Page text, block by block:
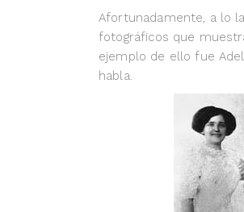
Afortunadamente, a lo
fotográficos que
ejemplo de ello fue
habla.